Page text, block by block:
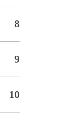
8
9
10